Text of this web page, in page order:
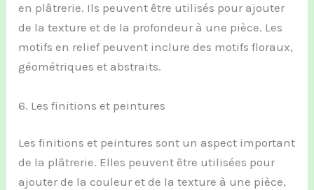
en plâtrerie. Ils peuvent être utilisés pour ajouter
de la texture et de la profondeur à une pièce. Les
motifs en relief peuvent inclure des motifs floraux,
géométriques et abstraits.
6. Les finitions et peintures
Les finitions et peintures sont un aspect important
de la plâtrerie. Elles peuvent être utilisées pour
ajouter de la couleur et de la texture à une pièce,